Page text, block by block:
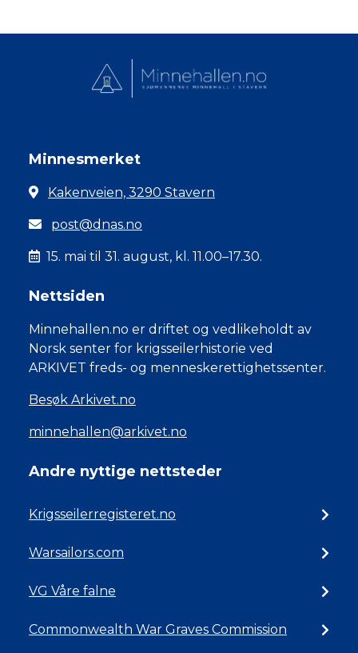
Minnesmerket
Kakenveien, 3290 Stavern
post@dnas.no
15. mai til 31. august, kl. 11.00–17.30.
Nettsiden
Minnehallen.no er driftet og vedlikeholdt av
Norsk senter for krigsseilerhistorie ved
ARKIVET freds- og menneskerettighetssenter.
Besøk Arkivet.no
minnehallen@arkivet.no
Andre nyttige nettsteder
Krigsseilerregisteret.no
Warsailors.com
VG Våre falne
Commonwealth War Graves Commission